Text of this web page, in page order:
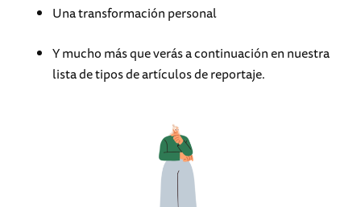
Una transformación personal
Y mucho más que verás a continuación en nuestra
lista de tipos de artículos de reportaje.